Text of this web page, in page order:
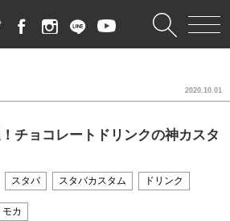
チョコレートドリンクの神カスタ
2020.10.01
スタバ スタバカスタム ドリンク
カ